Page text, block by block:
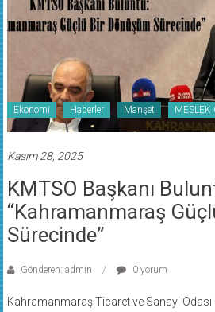
Ekonomi Haberler Manşet MESLEK
KMTSO Başkanı
“Kahramanmaraş
Sürecinde”
Meclis Toplantısı gerçekleştirildi.